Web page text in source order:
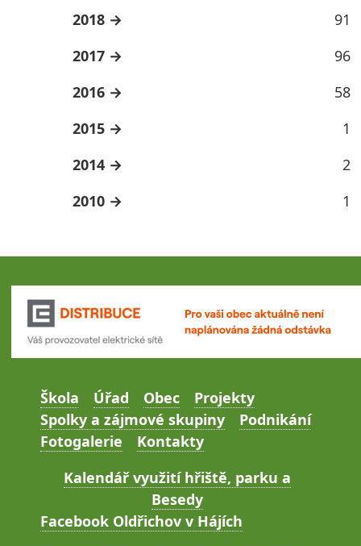
2018
91
2017
96
2016
58
2015
1
2014
2
2010
1
Škola Úřad Obec
Projekty
Spolky a zájmové skupiny
Podnikání
Fotogalerie
Kontakty
Kalendář využití hřiště, parku a
Besedy
Facebook Oldřichov v Hájích